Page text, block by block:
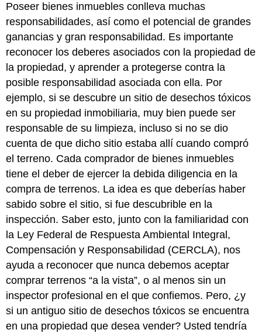
Poseer bienes inmuebles conlleva muchas
responsabilidades, así como el potencial de grandes
ganancias y gran responsabilidad. Es importante
reconocer los deberes asociados con la propiedad de
la propiedad, y aprender a protegerse contra la
posible responsabilidad asociada con ella. Por
ejemplo, si se descubre un sitio de desechos tóxicos
en su propiedad inmobiliaria, muy bien puede ser
responsable de su limpieza, incluso si no se dio
cuenta de que dicho sitio estaba allí cuando compró
el terreno. Cada comprador de bienes inmuebles
tiene el deber de ejercer la debida diligencia en la
compra de terrenos. La idea es que deberías haber
sabido sobre el sitio, si fue descubrible en la
inspección. Saber esto, junto con la familiaridad con
la Ley Federal de Respuesta Ambiental Integral,
Compensación y Responsabilidad (CERCLA), nos
ayuda a reconocer que nunca debemos aceptar
comprar terrenos “a la vista”, o al menos sin un
inspector profesional en el que confiemos. Pero, ¿y
si un antiguo sitio de desechos tóxicos se encuentra
en una propiedad que desea vender? Usted tendría